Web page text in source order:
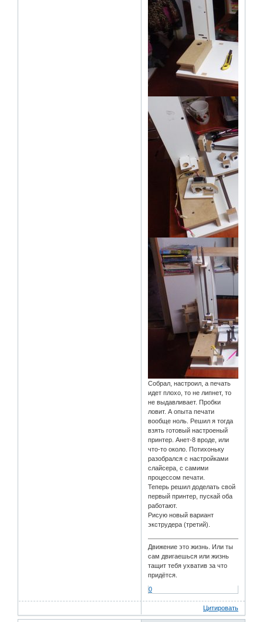
Собрал, настроил, а печать
идет плохо, то не липнет, то
не выдавливает. Пробки
ловит. А опыта печати
вообще ноль. Решил я тогда
взять готовый настроеный
принтер. Анет-8 вроде, или
что-то около. Потихоньку
разобрался с настройками
слайсера, с самими
процессом печати.
Теперь решил доделать свой
первый принтер, пускай оба
работают.
Рисую новый вариант
экструдера (третий).
Движение это жизнь. Или ты
сам двигаешься или жизнь
тащит тебя ухватив за что
придётся.
0
Цитировать